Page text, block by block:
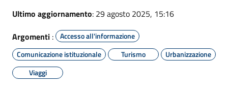
Ultimo aggiornamento: 29 agosto 2025, 15:16
Argomenti :
Accesso all'informazione
Comunicazione istituzionale
Turismo
Urbanizzazione
Viaggi